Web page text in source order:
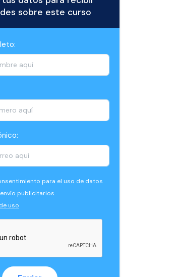
sobre este curso
para el uso de datos
publicitarios.
uso